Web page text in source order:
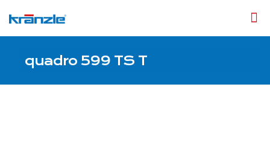
quadro 599 TS T